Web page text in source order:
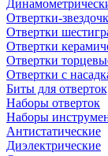
Отвертки-
Отвертки
Отвертки
Отвертки
Отвертки с
Биты для
Наборы отверток
Наборы
Антистатические
Диэлектрические